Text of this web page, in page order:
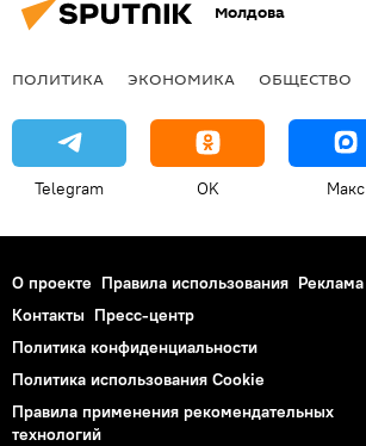
Молдова
ПОЛИТИКА ЭКОНОМИКА ОБЩЕСТВО
Telegram OK Макс
О проекте Правила использования Реклама
Контакты Пресс-центр
Политика конфиденциальности
Политика использования Cookie
Правила применения рекомендательных
технологий